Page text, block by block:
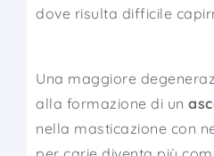
dove risulta difficile
Una maggiore
alla formazione di un
nella masticazione con